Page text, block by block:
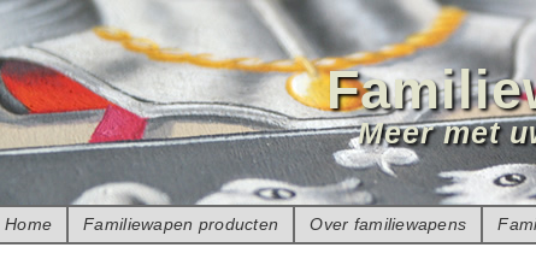
Home Familiewapen producten Over familiewapens
Meer met